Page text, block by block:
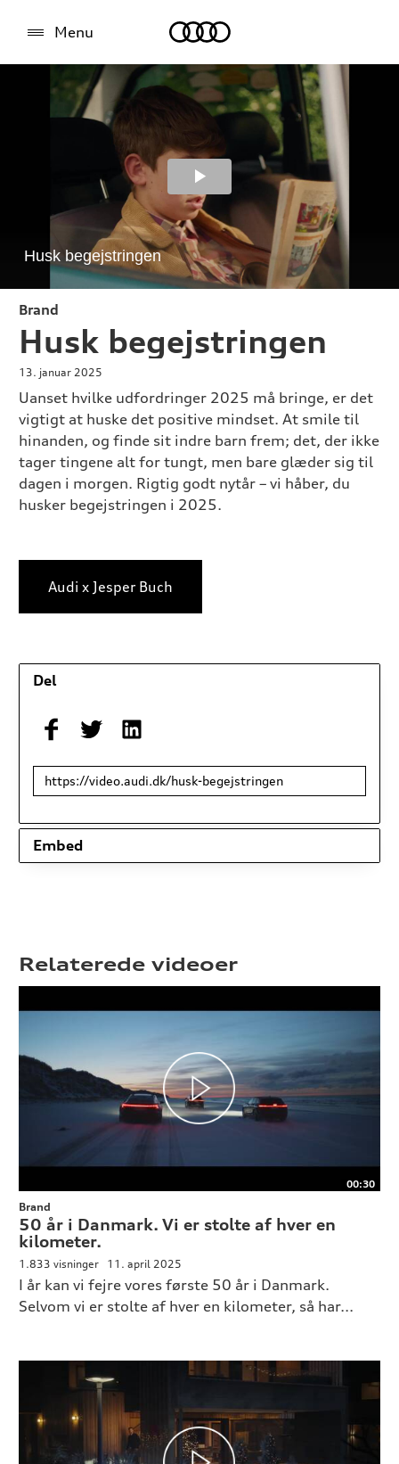
Menu
Brand
Husk begejstringen
13. januar 2025
Uanset hvilke udfordringer 2025 må bringe, er det
vigtigt at huske det positive mindset. At smile til
hinanden, og finde sit indre barn frem; det, der ikke
tager tingene alt for tungt, men bare glæder sig til
dagen i morgen. Rigtig godt nytår – vi håber, du
husker begejstringen i 2025.
Audi x Jesper Buch
Del
Link
deling
Embed
Relaterede videoer
00:30
Brand
50 år i Danmark. Vi er stolte af hver en
kilometer.
1.833 visninger 11. april 2025
I år kan vi fejre vores første 50 år i Danmark.
Selvom vi er stolte af hver en kilometer, så har...